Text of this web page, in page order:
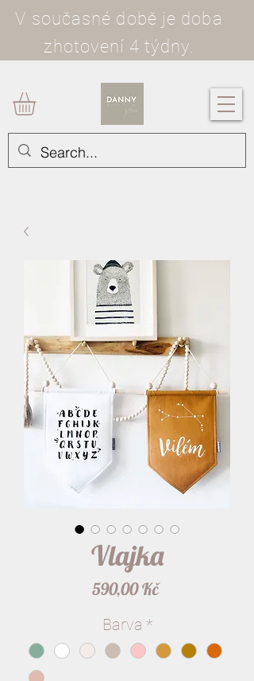
V současné době je doba
zhotovení 4 týdny.
Vlajka
590,00 KčCena
Barva *